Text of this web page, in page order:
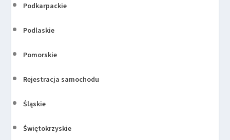
Podkarpackie
Podlaskie
Pomorskie
Rejestracja samochodu
Śląskie
Świętokrzyskie